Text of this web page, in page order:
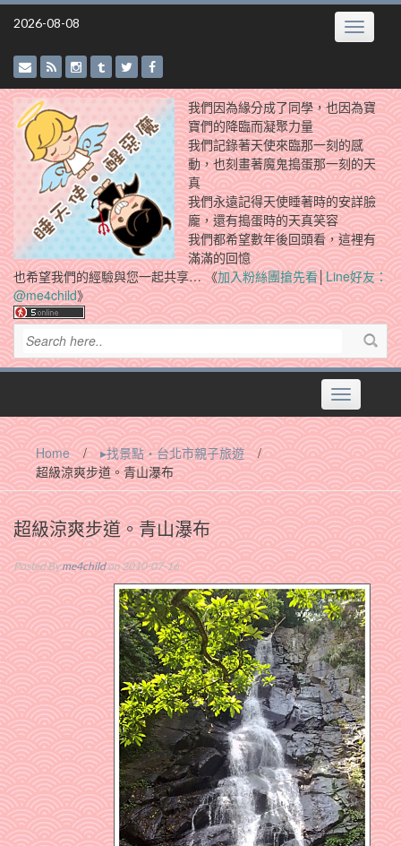
Skip
2026-08-08 Toggle
我們因為緣分成了同學，也因為寶
寶們的降臨而凝聚力量
我們記錄著天使來臨那一刻的感
動，也刻畫著魔鬼搗蛋那一刻的天
真
我們永遠記得天使睡著時的安詳臉
龐，還有搗蛋時的天真笑容
我們都希望數年後回頭看，這裡有
滿滿的回憶
也希望我們的經驗與您一起共享… 《加入粉絲團搶先看│Line好友：
@me4child》
Toggle
navigation
Home / ▸找景點‧台北市親子旅遊
/
超級涼爽步道。青山瀑布
超級涼爽步道。青山瀑布
Posted Byme4childon 2010-07-16